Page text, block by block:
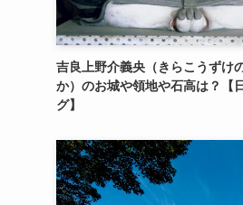
吉良上野介義央（きらこうずけ
か）のお城や領地や石高は？【
グ】